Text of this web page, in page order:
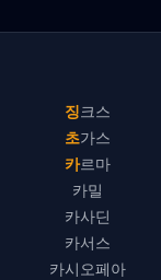
징크스
초가스
카르마
카밀
카사딘
카서스
카시오페아